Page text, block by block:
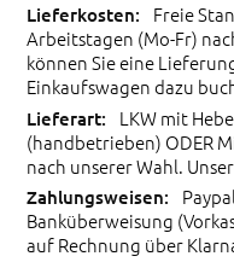
Freie
Arbeitstagen (Mo-Fr)
können Sie eine
Einkaufswagen dazu
LKW mit
(handbetrieben) ODER
nach unserer Wahl.
Banküberweisung
auf Rechnung über